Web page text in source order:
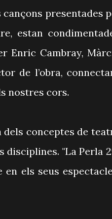
cançons presentades
estan
Enric Cambray,
de l’obra,
nostres cors.
dels conceptes de
"La Perla
els seus